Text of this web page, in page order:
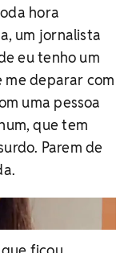
hora
um jornalista
eu tenho um
me deparar com
uma pessoa
que tem
Parem de
jornalista
Redes Sociais